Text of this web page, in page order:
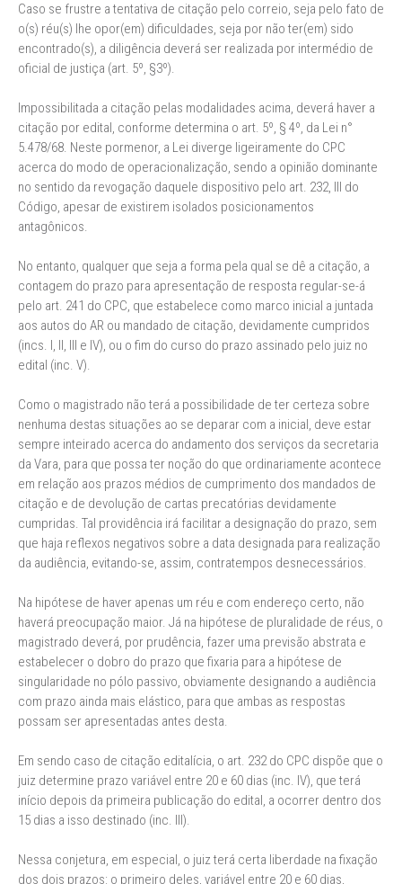
Caso se frustre a tentativa de citação pelo correio, seja pelo fato de
o(s) réu(s) lhe opor(em) dificuldades, seja por não ter(em) sido
encontrado(s), a diligência deverá ser realizada por intermédio de
oficial de justiça (art. 5º, §3º).
Impossibilitada a citação pelas modalidades acima, deverá haver a
citação por edital, conforme determina o art. 5º, § 4º, da Lei n°
5.478/68. Neste pormenor, a Lei diverge ligeiramente do CPC
acerca do modo de operacionalização, sendo a opinião dominante
no sentido da revogação daquele dispositivo pelo art. 232, III do
Código, apesar de existirem isolados posicionamentos
antagônicos.
No entanto, qualquer que seja a forma pela qual se dê a citação, a
contagem do prazo para apresentação de resposta regular-se-á
pelo art. 241 do CPC, que estabelece como marco inicial a juntada
aos autos do AR ou mandado de citação, devidamente cumpridos
(incs. I, II, III e IV), ou o fim do curso do prazo assinado pelo juiz no
edital (inc. V).
Como o magistrado não terá a possibilidade de ter certeza sobre
nenhuma destas situações ao se deparar com a inicial, deve estar
sempre inteirado acerca do andamento dos serviços da secretaria
da Vara, para que possa ter noção do que ordinariamente acontece
em relação aos prazos médios de cumprimento dos mandados de
citação e de devolução de cartas precatórias devidamente
cumpridas. Tal providência irá facilitar a designação do prazo, sem
que haja reflexos negativos sobre a data designada para realização
da audiência, evitando-se, assim, contratempos desnecessários.
Na hipótese de haver apenas um réu e com endereço certo, não
haverá preocupação maior. Já na hipótese de pluralidade de réus, o
magistrado deverá, por prudência, fazer uma previsão abstrata e
estabelecer o dobro do prazo que fixaria para a hipótese de
singularidade no pólo passivo, obviamente designando a audiência
com prazo ainda mais elástico, para que ambas as respostas
possam ser apresentadas antes desta.
Em sendo caso de citação editalícia, o art. 232 do CPC dispõe que o
juiz determine prazo variável entre 20 e 60 dias (inc. IV), que terá
início depois da primeira publicação do edital, a ocorrer dentro dos
15 dias a isso destinado (inc. III).
Nessa conjetura, em especial, o juiz terá certa liberdade na fixação
dos dois prazos: o primeiro deles, variável entre 20 e 60 dias,